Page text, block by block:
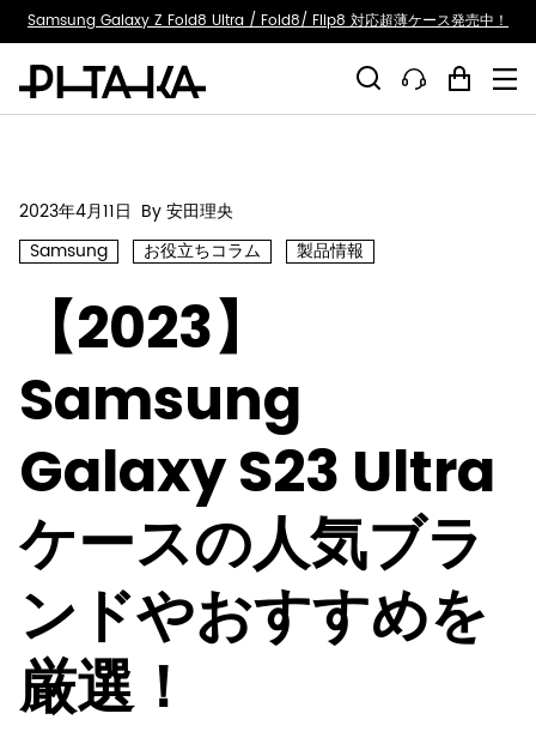
Samsung Galaxy Z Fold8 Ultra / Fold8/ Flip8 対応超薄ケース発売中！
2023年4月11日 By 安田理央
Samsung
お役立ちコラム 製品情報
【2023】
Samsung
Galaxy S23 Ultra
ケースの人気ブラ
ンドやおすすめを
厳選！